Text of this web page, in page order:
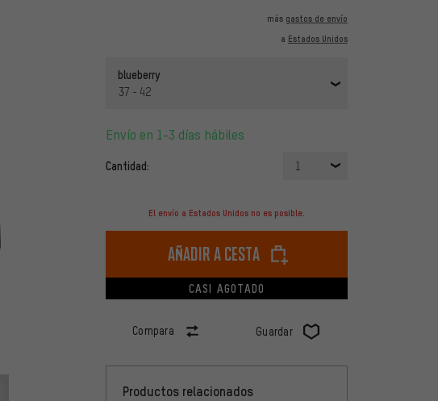
más gastos de envío
a Estados Unidos
blueberry
37 - 42
Envío en 1-3 días hábiles
Cantidad: 1
El envío a Estados Unidos no es posible.
Añadir a cesta
CASI AGOTADO
Compara Guardar
Productos relacionados